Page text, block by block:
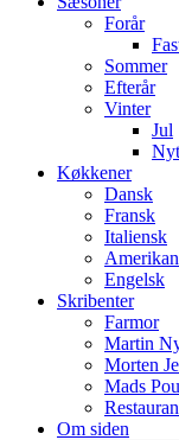
Forår
Sommer
Efterår
Vinter
Jul
Køkkener
Dansk
Fransk
Italiensk
Engelsk
Skribenter
Farmor
Martin
Morten
Mads
Om siden